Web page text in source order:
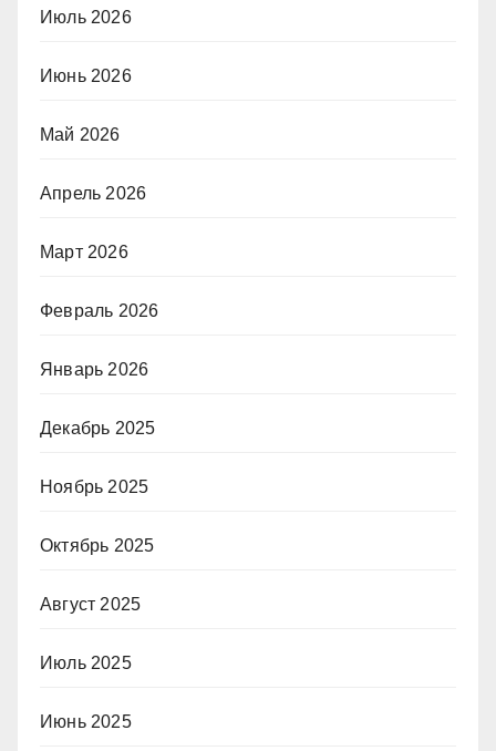
Июль 2026
Июнь 2026
Май 2026
Апрель 2026
Март 2026
Февраль 2026
Январь 2026
Декабрь 2025
Ноябрь 2025
Октябрь 2025
Август 2025
Июль 2025
Июнь 2025